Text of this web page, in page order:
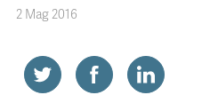
PROGETTI
BOLLINI
2 Mag 2016